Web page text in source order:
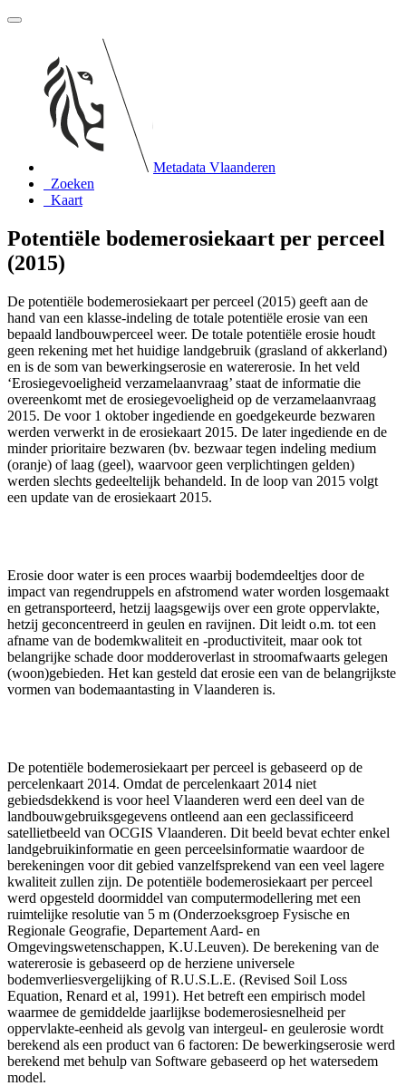
Metadata Vlaanderen
Zoeken
Kaart
Potentiële bodemerosiekaart per perceel
(2015)
De potentiële bodemerosiekaart per perceel (2015) geeft aan de
hand van een klasse-indeling de totale potentiële erosie van een
bepaald landbouwperceel weer. De totale potentiële erosie houdt
geen rekening met het huidige landgebruik (grasland of akkerland)
en is de som van bewerkingserosie en watererosie. In het veld
‘Erosiegevoeligheid verzamelaanvraag’ staat de informatie die
overeenkomt met de erosiegevoeligheid op de verzamelaanvraag
2015. De voor 1 oktober ingediende en goedgekeurde bezwaren
werden verwerkt in de erosiekaart 2015. De later ingediende en de
minder prioritaire bezwaren (bv. bezwaar tegen indeling medium
(oranje) of laag (geel), waarvoor geen verplichtingen gelden)
werden slechts gedeeltelijk behandeld. In de loop van 2015 volgt
een update van de erosiekaart 2015.
Erosie door water is een proces waarbij bodemdeeltjes door de
impact van regendruppels en afstromend water worden losgemaakt
en getransporteerd, hetzij laagsgewijs over een grote oppervlakte,
hetzij geconcentreerd in geulen en ravijnen. Dit leidt o.m. tot een
afname van de bodemkwaliteit en -productiviteit, maar ook tot
belangrijke schade door modderoverlast in stroomafwaarts gelegen
(woon)gebieden. Het kan gesteld dat erosie een van de belangrijkste
vormen van bodemaantasting in Vlaanderen is.
De potentiële bodemerosiekaart per perceel is gebaseerd op de
percelenkaart 2014. Omdat de percelenkaart 2014 niet
gebiedsdekkend is voor heel Vlaanderen werd een deel van de
landbouwgebruiksgegevens ontleend aan een geclassificeerd
satellietbeeld van OCGIS Vlaanderen. Dit beeld bevat echter enkel
landgebruikinformatie en geen perceelsinformatie waardoor de
berekeningen voor dit gebied vanzelfsprekend van een veel lagere
kwaliteit zullen zijn. De potentiële bodemerosiekaart per perceel
werd opgesteld doormiddel van computermodellering met een
ruimtelijke resolutie van 5 m (Onderzoeksgroep Fysische en
Regionale Geografie, Departement Aard- en
Omgevingswetenschappen, K.U.Leuven). De berekening van de
watererosie is gebaseerd op de herziene universele
bodemverliesvergelijking of R.U.S.L.E. (Revised Soil Loss
Equation, Renard et al, 1991). Het betreft een empirisch model
waarmee de gemiddelde jaarlijkse bodemerosiesnelheid per
oppervlakte-eenheid als gevolg van intergeul- en geulerosie wordt
berekend als een product van 6 factoren: De bewerkingserosie werd
berekend met behulp van Software gebaseerd op het watersedem
model.